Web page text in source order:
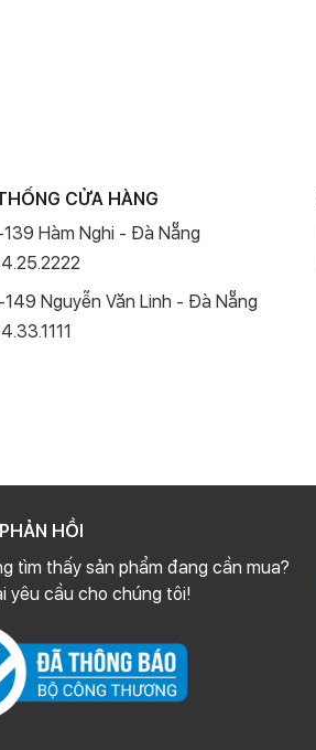
CỬA HÀNG
Hàm Nghi - Đà Nẵng
Nguyễn Văn Linh - Đà Nẵng
HỒI
tìm thấy sản phẩm đang cần mua?
yêu cầu cho chúng tôi!